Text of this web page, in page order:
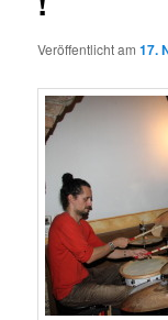
Veröffentlicht am17.